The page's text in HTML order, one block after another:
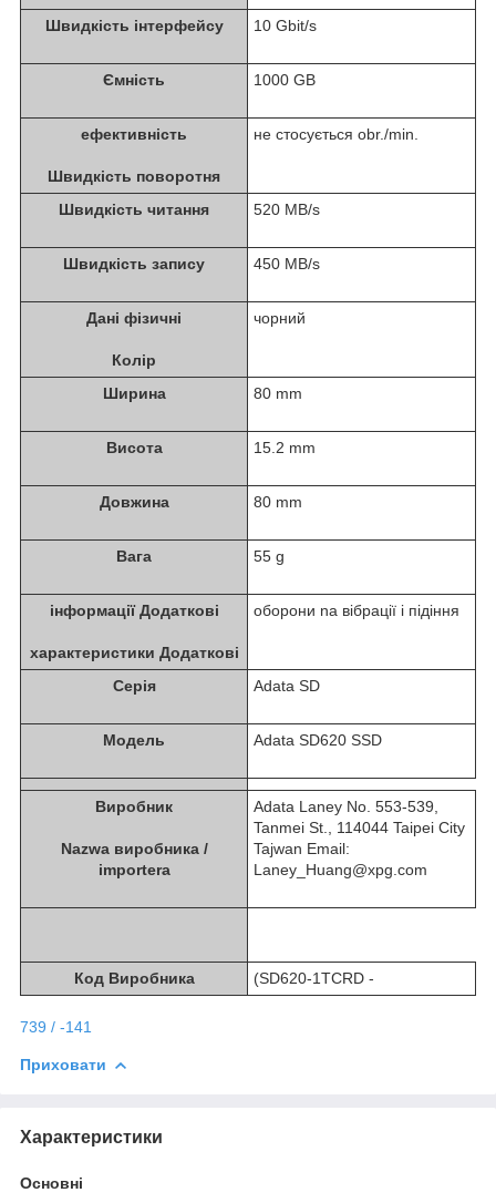
Швидкість інтерфейсу 10 Gbit/s
Ємність 1000 GB
ефективність
Швидкість поворотня
не стосується obr./min.
Швидкість читання 520 MB/s
Швидкість запису 450 MB/s
Дані фізичні
Колір
чорний
Ширина 80 mm
Висота 15.2 mm
Довжина 80 mm
Вага 55 g
інформації Додаткові
характеристики Додаткові
оборони na вібрації i підіння
Серія Adata SD
Модель Adata SD620 SSD
Виробник
Nazwa виробника /
importera
Adata Laney No. 553-539,
Tanmei St., 114044 Taipei City
Tajwan Email:
Laney_Huang@xpg.com
Код Виробника (SD620-1TCRD -
739 / -141
Приховати
Характеристики
Основні